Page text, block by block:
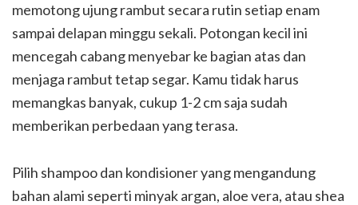
memotong ujung rambut secara rutin setiap enam
sampai delapan minggu sekali. Potongan kecil ini
mencegah cabang menyebar ke bagian atas dan
menjaga rambut tetap segar. Kamu tidak harus
memangkas banyak, cukup 1-2 cm saja sudah
memberikan perbedaan yang terasa.
Pilih shampoo dan kondisioner yang mengandung
bahan alami seperti minyak argan, aloe vera, atau shea